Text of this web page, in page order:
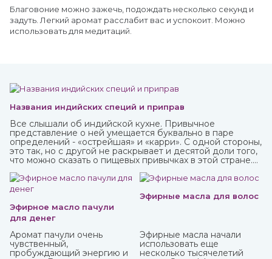
Благовоние можно зажечь, подождать несколько секунд и
задуть. Легкий аромат расслабит вас и успокоит. Можно
использовать для медитаций.
Названия индийских специй и приправ
Все слышали об индийской кухне. Привычное
представление о ней умещается буквально в паре
определений - «острейшая» и «карри». С одной стороны,
это так, но с другой не раскрывает и десятой доли того,
что можно сказать о пищевых привычках в этой стране.
Присутствующие в ней специи и их сочетания
подобраны специально таким образом, чтобы не только
придавать удивительные вкусовые свойства блюдам, но
и оказывать благотворное влияние на организм.
Эфирное масло пачули
для денег
Аромат пачули очень
чувственный,
пробуждающий энергию и
Эфирные масла для волос
Эфирные масла начали
использовать еще
несколько тысячелетий